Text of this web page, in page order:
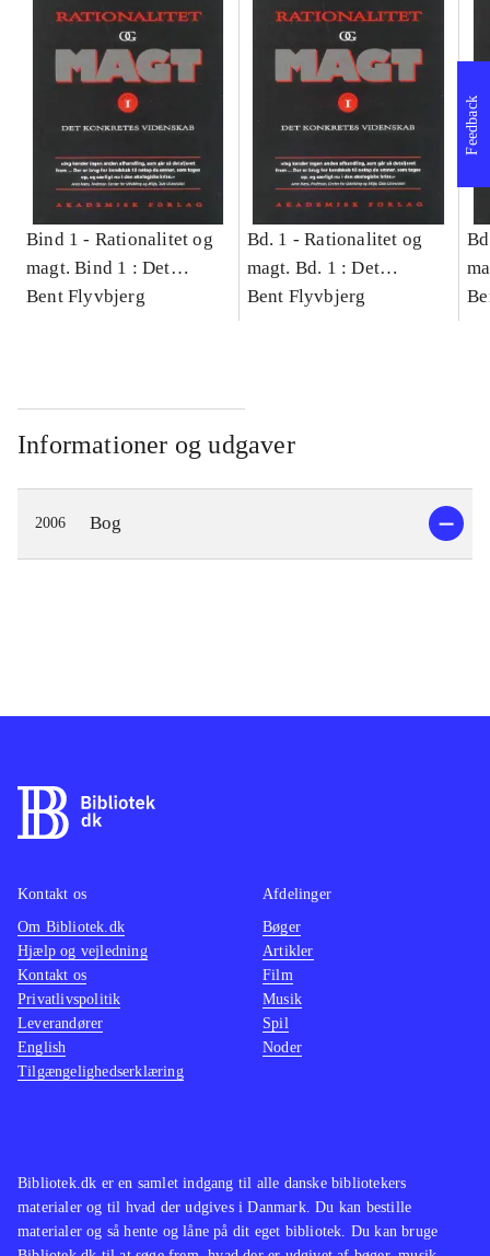
Bind 1 - Rationalitet og
magt. Bind 1 : Det
konkretes videnskab
Bent Flyvbjerg
Bd. 1 -Rationalitet og
magt. Bd. 1 : Det
konkretes videnskab
Bent Flyvbjerg
Informationer og udgaver
2006 Bog
Feedback
Bibliotek.dk er en samlet indgang til alle danske bibliotekers
materialer og til hvad der udgives i Danmark. Du kan bestille
materialer og så hente og låne på dit eget bibliotek. Du kan bruge
Kontakt os
Om Bibliotek.dk
Hjælp og vejledning
Kontakt os
Privatlivspolitik
Leverandører
English
Tilgængelighedserklæring
Afdelinger
Bøger
Artikler
Film
Musik
Spil
Noder